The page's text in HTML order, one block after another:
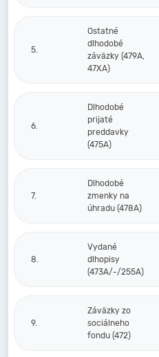
5.
Ostatné
dlhodobé
záväzky (479A,
47XA)
6.
Dlhodobé
prijaté
preddavky
(475A)
7.
Dlhodobé
zmenky na
úhradu (478A)
8.
Vydané
dlhopisy
(473A/-/255A)
9.
Záväzky zo
sociálneho
fondu (472)